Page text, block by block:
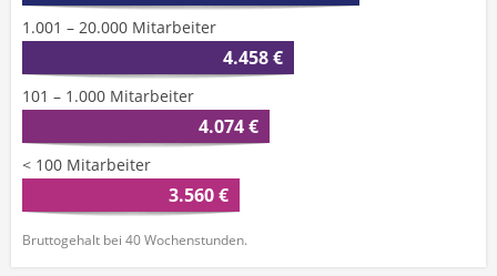
1.001 – 20.000 Mitarbeiter
4.458 €
101 – 1.000 Mitarbeiter
4.074 €
< 100 Mitarbeiter
3.560 €
Bruttogehalt bei 40 Wochenstunden.